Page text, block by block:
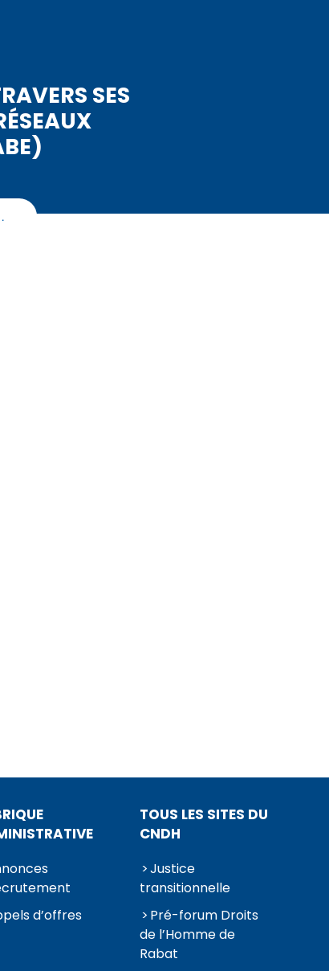
SES
d’offres
TOUS LES SITES DU
CNDH
Justice
transitionnelle
Pré-forum Droits
de l’Homme de
Rabat